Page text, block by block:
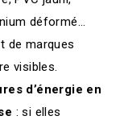
déformé…
de marques
visibles.
d’énergie en
: si elles